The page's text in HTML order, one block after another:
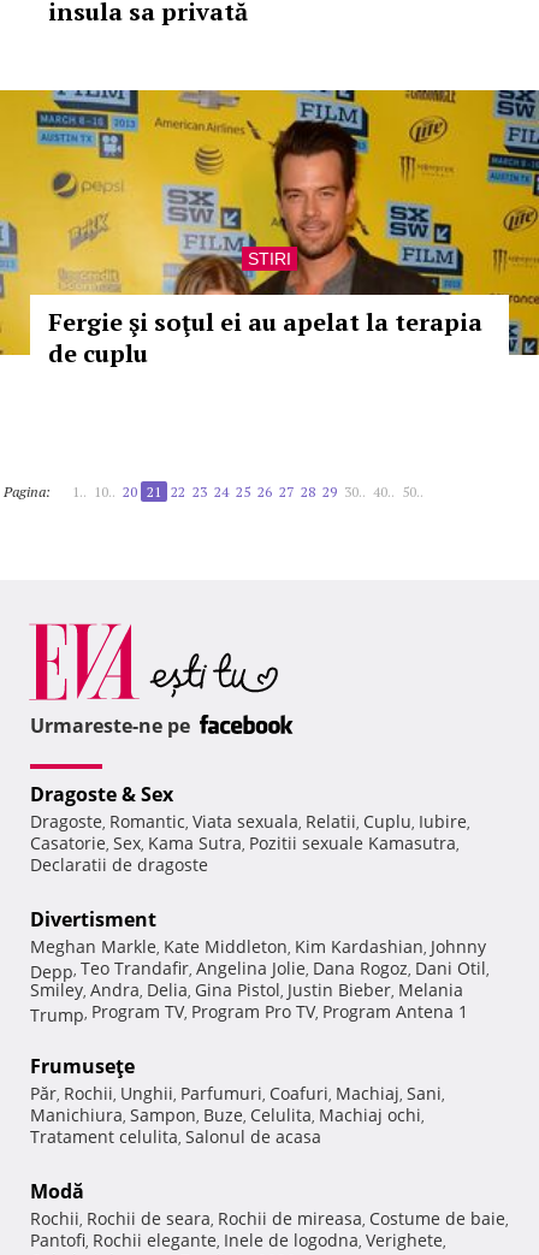
insula sa privată
STIRI
Fergie şi soţul ei au apelat la terapia
de cuplu
Pagina: 1.. 10.. 20 21 22 23 24 25 26 27 28 29 30.. 40.. 50..
Urmareste-ne pe
Dragoste & Sex
Dragoste, Romantic, Viata sexuala, Relatii, Cuplu, Iubire,
Casatorie, Sex, Kama Sutra, Pozitii sexuale Kamasutra,
Declaratii de dragoste
Divertisment
Meghan Markle, Kate Middleton, Kim Kardashian, Johnny
Depp, Teo Trandafir, Angelina Jolie, Dana Rogoz, Dani Otil,
Smiley, Andra, Delia, Gina Pistol, Justin Bieber, Melania
Trump, Program TV, Program Pro TV, Program Antena 1
Frumuseţe
Păr, Rochii, Unghii, Parfumuri, Coafuri, Machiaj, Sani,
Manichiura, Sampon, Buze, Celulita, Machiaj ochi,
Tratament celulita, Salonul de acasa
Modă
Rochii, Rochii de seara, Rochii de mireasa, Costume de baie,
Pantofi, Rochii elegante, Inele de logodna, Verighete,